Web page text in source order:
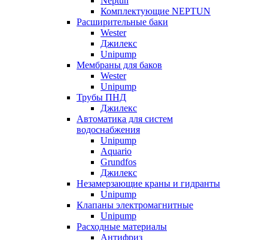
Комплектующие NEPTUN
Расширительные баки
Wester
Джилекс
Unipump
Мембраны для баков
Wester
Unipump
Трубы ПНД
Джилекс
Автоматика для систем
водоснабжения
Unipump
Aquario
Grundfos
Джилекс
Незамерзающие краны и гидранты
Unipump
Клапаны электромагнитные
Unipump
Расходные материалы
Антифриз